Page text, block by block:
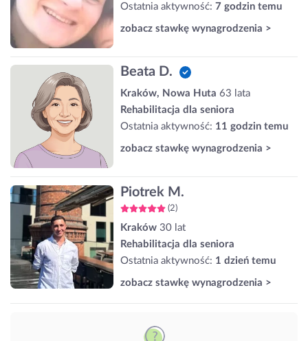
Ostatnia aktywność: 7 godzin temu
zobacz stawkę wynagrodzenia >
Beata D.
Kraków, Nowa Huta 63 lata
Rehabilitacja dla seniora
Ostatnia aktywność: 11 godzin temu
zobacz stawkę wynagrodzenia >
Piotrek M.
(2)
Kraków 30 lat
Rehabilitacja dla seniora
Ostatnia aktywność: 1 dzień temu
zobacz stawkę wynagrodzenia >